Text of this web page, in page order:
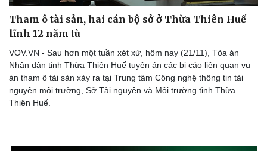
Tham ô tài sản, hai cán bộ sở ở Thừa Thiên Huế
lĩnh 12 năm tù
VOV.VN - Sau hơn một tuần xét xử, hôm nay (21/11), Tòa án
Nhân dân tỉnh Thừa Thiên Huế tuyên án các bị cáo liên quan vụ
án tham ô tài sản xảy ra tại Trung tâm Công nghệ thông tin tài
nguyên môi trường, Sở Tài nguyên và Môi trường tỉnh Thừa
Thiên Huế.